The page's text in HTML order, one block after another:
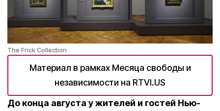
The Frick Collection
Материал в рамках Месяца свободы и
независимости на RTVI.US
До конца августа у жителей и гостей Нью-